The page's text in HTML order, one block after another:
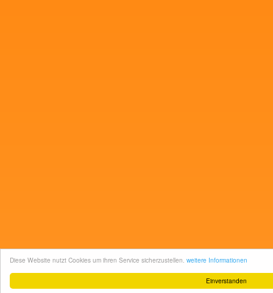
Einverstanden
Diese Website nutzt Cookies um ihren Service sicherzustellen. weitere Informationen